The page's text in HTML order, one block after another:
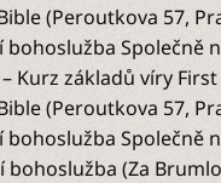
(Peroutkova 57,
bohoslužba Společně
– Kurz základů víry
(Peroutkova 57,
bohoslužba Společně
bohoslužba (Za